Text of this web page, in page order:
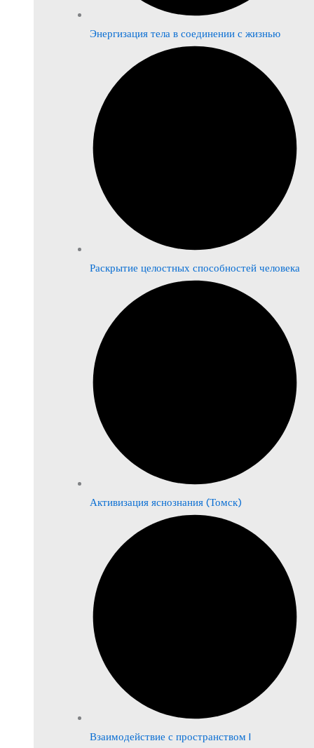
Энергизация тела в соединении с жизнью
Раскрытие целостных способностей человека
Активизация яснознания (Томск)
Взаимодействие с пространством |